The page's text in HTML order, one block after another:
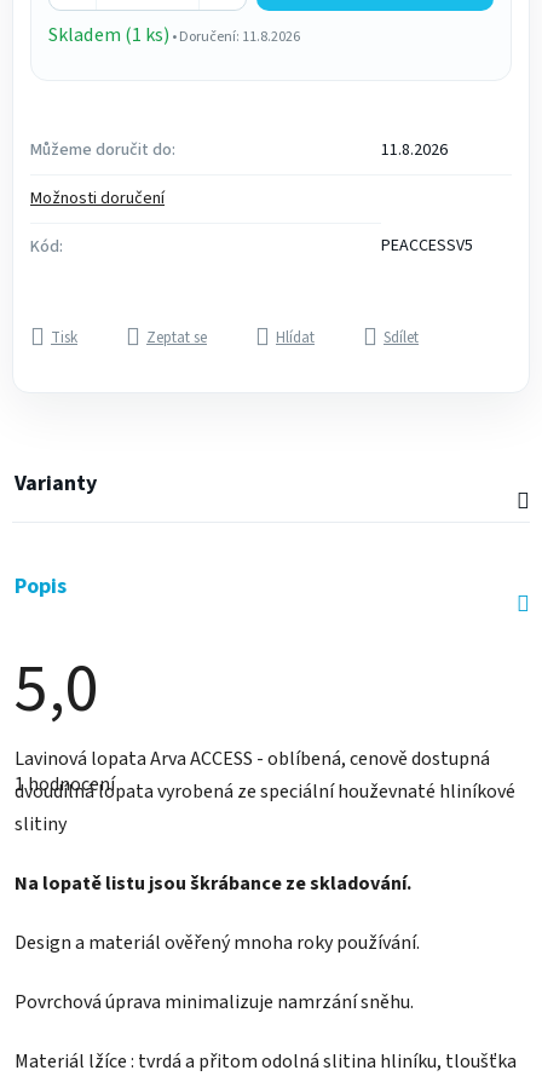
Skladem (1 ks) • Doručení: 11.8.2026
Můžeme doručit do:
11.8.2026
Možnosti doručení
Kód:
PEACCESSV5
Tisk Zeptat se Hlídat Sdílet
Varianty
Popis
5,0
Průměrné
hodnocení
produktu
5,0
hvězdiček.
1 hodnocení
Lavinová lopata Arva ACCESS - oblíbená, cenově dostupná
dvoudílná lopata vyrobená ze speciální houževnaté hliníkové
slitiny
Na lopatě listu jsou škrábance ze skladování.
Design a materiál ověřený mnoha roky používání.
Povrchová úprava minimalizuje namrzání sněhu.
Materiál lžíce : tvrdá a přitom odolná slitina hliníku, tloušťka